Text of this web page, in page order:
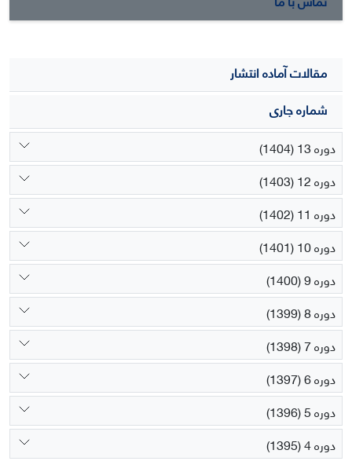
های بازاریابی در کوتاه­مدت و بلند­مدت به عنوان پیشنهاد جهت
مقالات آماده انتشار
شماره جاری
دوره 13 (1404)
دوره 12 (1403)
دوره 11 (1402)
دوره 10 (1401)
دوره 9 (1400)
دوره 8 (1399)
دوره 7 (1398)
دوره 6 (1397)
دوره 5 (1396)
دوره 4 (1395)